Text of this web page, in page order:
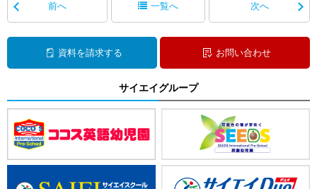
前へ 一覧へ 次へ
資料を請求する お問い合わせ
サイエイグループ